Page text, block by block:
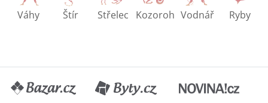
Váhy Štír Střelec Kozoroh Vodnář Ryby